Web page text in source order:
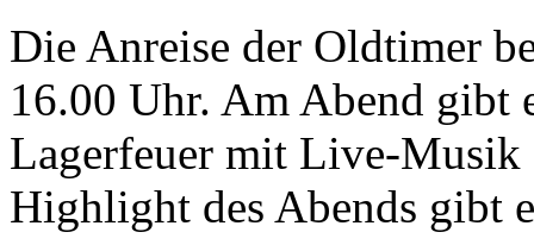
Die Anreise der Oldtimer
16.00 Uhr. Am Abend gibt
Lagerfeuer mit Live-Musik
Highlight des Abends gibt